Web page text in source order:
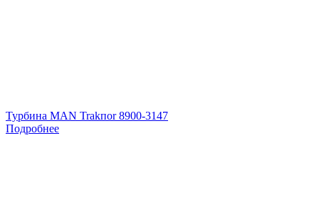
Турбина MAN Trakпоr 8900-3147
Подробнее